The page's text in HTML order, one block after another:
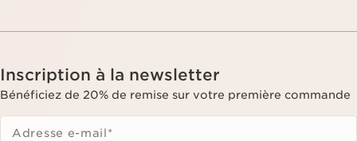
Inscription à la newsletter
Bénéficiez de 20% de remise sur votre première commande
Adresse e-mail*